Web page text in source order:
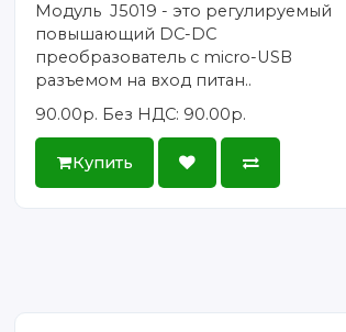
Модуль J5019 - это регулируемый
повышающий DC-DC
преобразователь c micro-USB
разъемом на вход питан..
90.00р. Без НДС: 90.00р.
Купить